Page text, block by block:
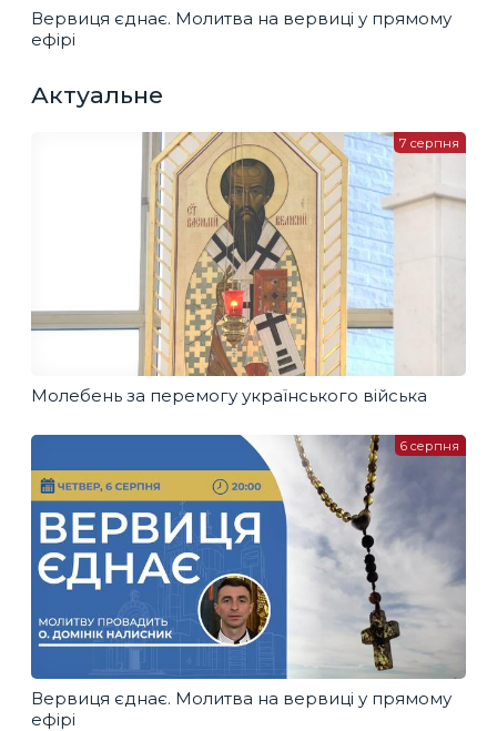
Вервиця єднає. Молитва на вервиці у прямому
ефірі
Актуальне
Молебень за перемогу українського війська
7 серпня
Вервиця єднає. Молитва на вервиці у прямому
ефірі
6 серпня